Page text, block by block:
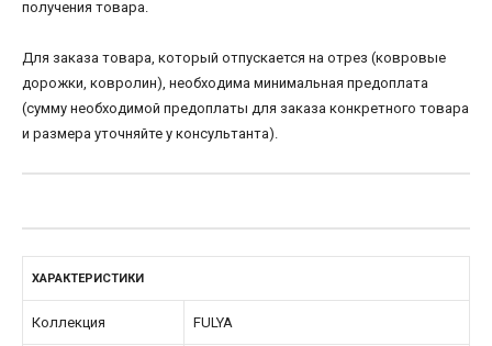
получения товара.
Для заказа товара, который отпускается на отрез (ковровые
дорожки, ковролин), необходима минимальная предоплата
(сумму необходимой предоплаты для заказа конкретного товара
и размера уточняйте у консультанта).
ХАРАКТЕРИСТИКИ
Коллекция FULYA